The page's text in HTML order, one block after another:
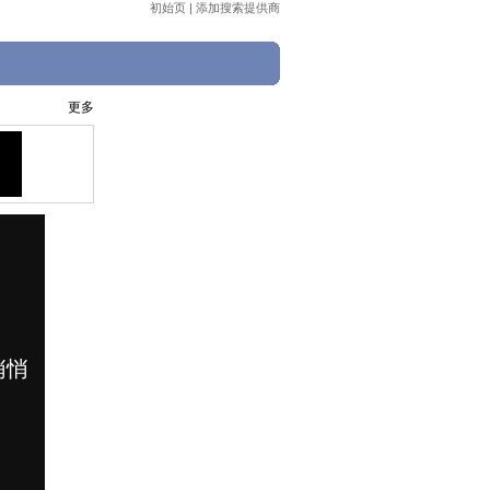
初始页 | 添加搜索提供商
更多